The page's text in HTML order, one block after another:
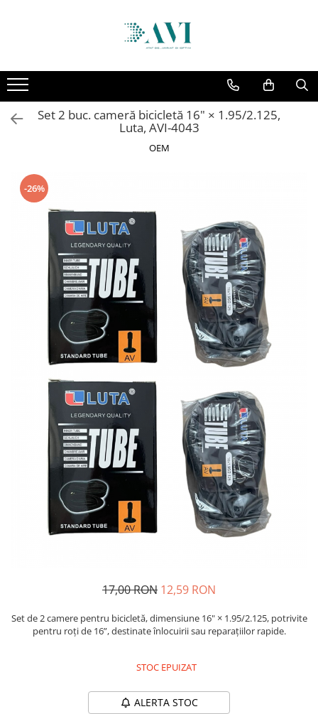
Casa
Accesorii uscatoare rufe
Aparate electrocasnice & accesorii
Accesorii pentru ochelari si lentile
de contact
Perii de par si piepteni
Unghiere si clesti manichiura &
pedichiura
Baterii sanitare baie
Coloane de dus si seturi de dus
Odorizant toaleta
Oglinzi si mobilier baie
Bucatarie
Ascutitoare cutite
Baterii sanitare bucatarie
Cantare de bucatarie
Chiuvete bucatarie
Curatatoare legume si fructe
Cutite si seturi de cutite
Fierbatoare
Masini de tocat si macinat
Polonice, linguri si clesti de
bucatarie
Tirbusoane si dopuri
Cantare electronice comerciale
Curatenie generala
Manusi unica folosinta
Set 2 buc. cameră bicicletă 16" × 1.95/2.125,
Luta, AVI-4043
OEM
-26%
17,00 RON 12,59 RON
Set de 2 camere pentru bicicletă, dimensiune 16" × 1.95/2.125, potrivite
pentru roți de 16”, destinate înlocuirii sau reparațiilor rapide.
STOC EPUIZAT
ALERTA STOC